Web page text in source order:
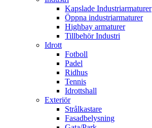
Kapslade Industriarmaturer
Öppna industriarmaturer
Highbay armaturer
Tillbehör Industri
Idrott
Fotboll
Padel
Ridhus
Tennis
Idrottshall
Exteriör
Strålkastare
Fasadbelysning